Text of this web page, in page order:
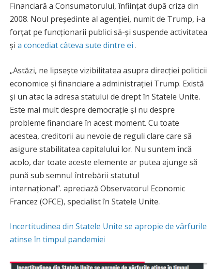
Financiară a Consumatorului, înființat după criza din
2008. Noul președinte al agenției, numit de Trump, i-a
forțat pe funcționarii publici să-și suspende activitatea
și a concediat câteva sute dintre ei .
„Astăzi, ne lipsește vizibilitatea asupra direcției politicii
economice și financiare a administrației Trump. Există
și un atac la adresa statului de drept în Statele Unite.
Este mai mult despre democrație și nu despre
probleme financiare în acest moment. Cu toate
acestea, creditorii au nevoie de reguli clare care să
asigure stabilitatea capitalului lor. Nu suntem încă
acolo, dar toate aceste elemente ar putea ajunge să
pună sub semnul întrebării statutul
internațional”. apreciază Observatorul Economic
Francez (OFCE), specialist în Statele Unite.
Incertitudinea din Statele Unite se apropie de vârfurile
atinse în timpul pandemiei